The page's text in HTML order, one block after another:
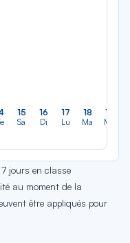
15
Sa
16
Di
17
Lu
18
Ma
19
Me
jours en classe
au moment de la
être appliqués pour